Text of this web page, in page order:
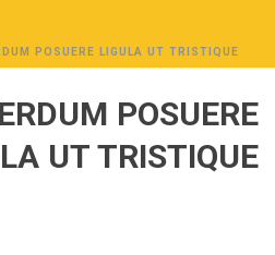
POSUERE LIGULA UT TRISTIQUE.
POSUERE
UT TRISTIQUE.